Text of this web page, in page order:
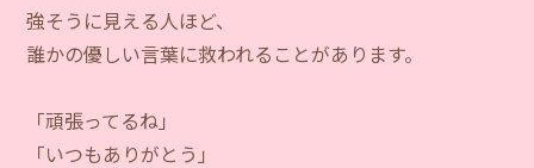
強そうに見える人ほど、
誰かの優しい言葉に救われることがあります。
「頑張ってるね」
「いつもありがとう」